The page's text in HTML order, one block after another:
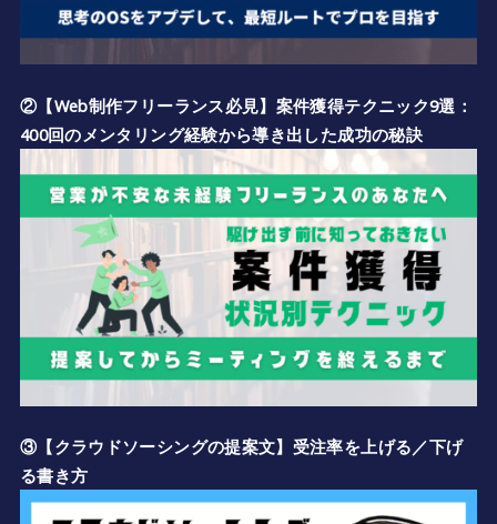
②【Web制作フリーランス必見】案件獲得テクニック9選：
400回のメンタリング経験から導き出した成功の秘訣
③【クラウドソーシングの提案文】受注率を上げる／下げ
る書き方